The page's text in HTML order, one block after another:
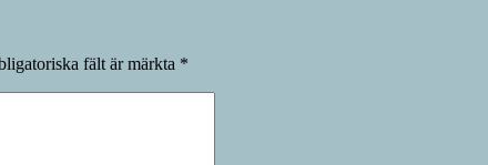
fält är märkta *